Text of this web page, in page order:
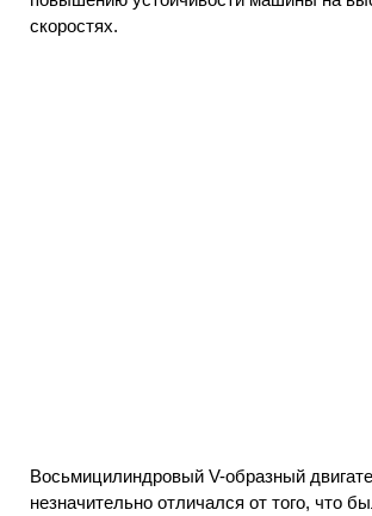
скоростях.
Восьмицилиндровый V-образный
незначительно отличался от того, что